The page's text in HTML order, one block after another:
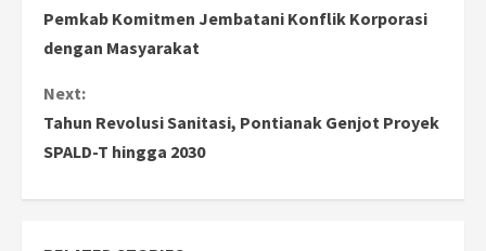
o
n
t
Pemkab Komitmen Jembatani Konflik Korporasi
dengan Masyarakat
Next:
Tahun Revolusi Sanitasi, Pontianak Genjot Proyek
SPALD-T hingga 2030